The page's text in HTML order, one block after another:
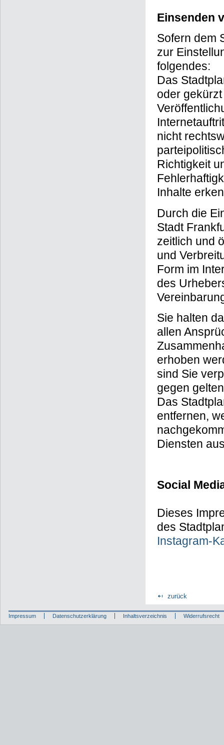
Einsenden
Sofern dem
zur
folgendes:
Das
oder
nicht
Richtigkeit
Inhalte
Durch die
Stadt
zeitlich und
und
Form im
des
Sie halten
allen
erhoben
sind Sie
gegen
Das
entfernen,
Diensten
Social
Dieses
des
Instagram-
zurück
Impressum Datenschutzerklärung Inhaltsverzeichnis Widerrufsrecht